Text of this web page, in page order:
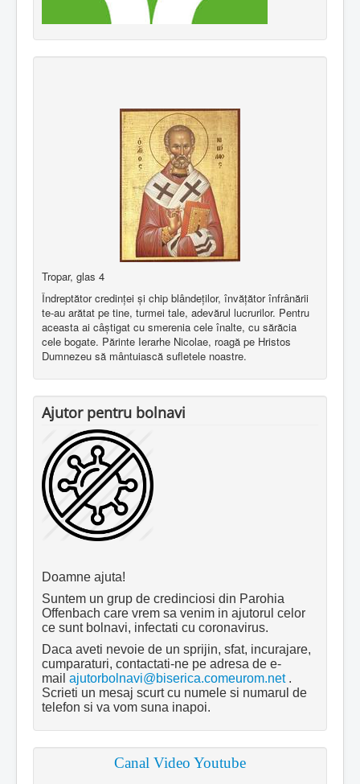
Tropar, glas 4
Îndreptător credinţei şi chip blândeţilor, învăţător înfrânării
te-au arătat pe tine, turmei tale, adevărul lucrurilor. Pentru
aceasta ai câştigat cu smerenia cele înalte, cu sărăcia
cele bogate. Părinte Ierarhe Nicolae, roagă pe Hristos
Dumnezeu să mântuiască sufletele noastre.
Ajutor pentru bolnavi
Doamne ajuta!
Suntem un grup de credinciosi din Parohia
Offenbach care vrem sa venim in ajutorul celor
ce sunt bolnavi, infectati cu coronavirus.
Daca aveti nevoie de un sprijin, sfat, incurajare,
cumparaturi, contactati-ne pe adresa de e-
mail ajutorbolnavi@biserica.comeurom.net.
Scrieti un mesaj scurt cu numele si numarul de
telefon si va vom suna inapoi.
Canal Video Youtube